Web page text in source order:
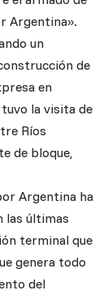
Argentina».
un
de
en
la visita de
Ríos
de bloque,
Argentina ha
las últimas
terminal que
genera todo
del